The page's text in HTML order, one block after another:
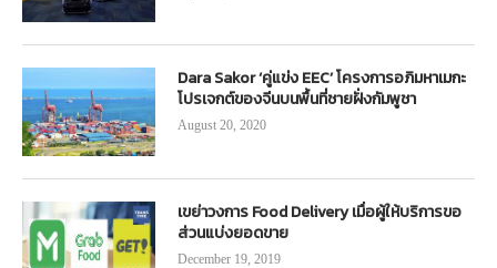
Dara Sakor ‘คู่แข่ง EEC’ โครงการอภิมหาเมกะ
โปรเจกต์ของจีนบนพื้นที่ชายฝั่งกัมพูชา
August 20, 2020
เขย่าวงการ Food Delivery เมื่อผู้ให้บริการขอ
ส่วนแบ่งยอดขาย
December 19, 2019